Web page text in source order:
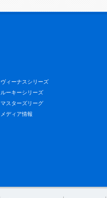
ヴィーナスシリーズ
ルーキーシリーズ
マスターズリーグ
メディア情報